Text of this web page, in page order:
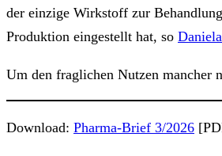
der einzige Wirkstoff zur
Produktion eingestellt hat, so
Um den fraglichen Nutzen mancher
Download: Pharma-Brief 3/2026